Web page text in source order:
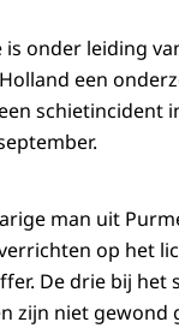
is onder leiding
een
schietincident
man uit
op het
De drie bij het
zijn niet gewond